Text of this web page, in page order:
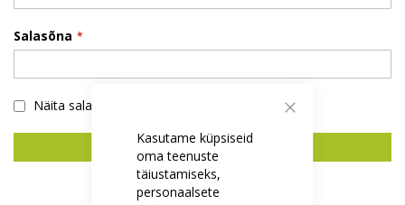
Kasutame küpsiseid
oma teenuste
täiustamiseks,
personaalsete
Salasõna
Näita salasõna
Logi Sisse
Unustasid salasõna?